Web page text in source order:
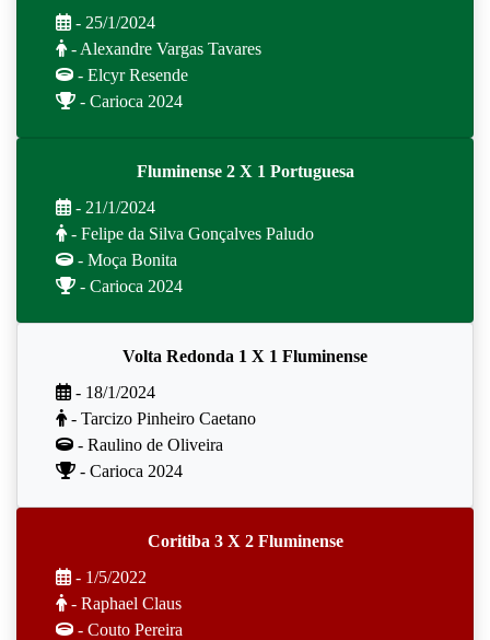
- 25/1/2024
- Alexandre Vargas Tavares
- Elcyr Resende
- Carioca 2024
Fluminense 2 X 1 Portuguesa
- 21/1/2024
- Felipe da Silva Gonçalves Paludo
- Moça Bonita
- Carioca 2024
Volta Redonda 1 X 1 Fluminense
- 18/1/2024
- Tarcizo Pinheiro Caetano
- Raulino de Oliveira
- Carioca 2024
Coritiba 3 X 2 Fluminense
- 1/5/2022
- Raphael Claus
- Couto Pereira